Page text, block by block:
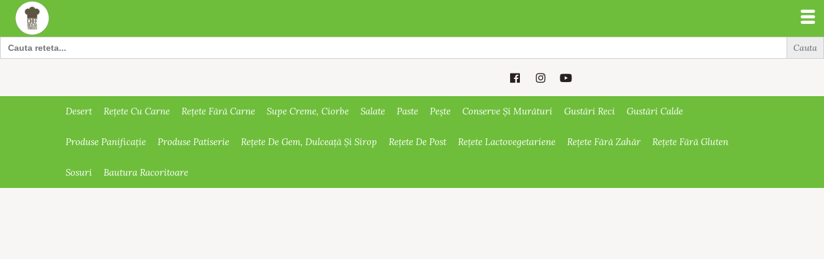
Search
for:
Desert Rețete Cu Carne Rețete Fără Carne Supe Creme, Ciorbe Salate Paste Pește Conserve Și Murături Gustări Reci Gustări Calde
Produse Panificație Produse Patiserie Rețete De Gem, Dulceață Și Sirop Rețete De Post Rețete Lactovegetariene Rețete Fără Zahăr Rețete Fără Gluten
Sosuri Bautura Racoritoare